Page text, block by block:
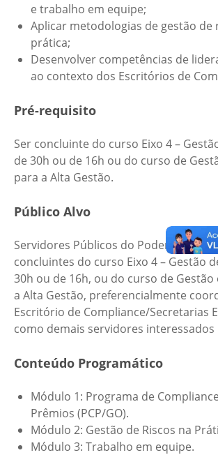
e trabalho em equipe;
Aplicar metodologias de gestão de
prática;
Desenvolver competências de
ao contexto dos Escritórios de
Pré-requisito
Ser concluinte do curso Eixo 4 –
de 30h ou de 16h ou do curso de
para a Alta Gestão.
Público Alvo
Servidores Públicos do Poder
concluintes do curso Eixo 4 – Gestão
30h ou de 16h, ou do curso de Gestão
a Alta Gestão, preferencialmente
Escritório de Compliance/Secretarias
como demais servidores interessados
Conteúdo Programático
Módulo 1: Programa de
Prêmios (PCP/GO).
Módulo 2: Gestão de Riscos na
Módulo 3: Trabalho em equipe.